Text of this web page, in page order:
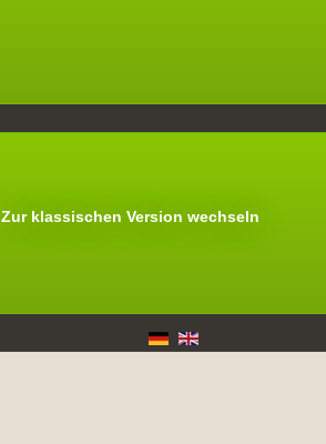
Zur klassischen Version wechseln